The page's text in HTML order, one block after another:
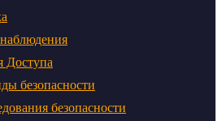
Доступа
безопасности
безопасности